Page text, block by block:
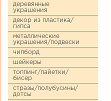
деревянные
украшения
декор из пластика/
гипса
металлические
украшения/подвески
чипборд
шейкеры
топпинг/пайетки/
бисер
стразы/полубусины/
дотсы